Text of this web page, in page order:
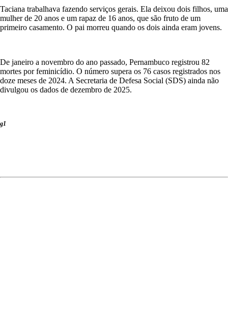
Taciana trabalhava fazendo serviços gerais. Ela deixou dois filhos, uma
mulher de 20 anos e um rapaz de 16 anos, que são fruto de um
primeiro casamento. O pai morreu quando os dois ainda eram jovens.
De janeiro a novembro do ano passado, Pernambuco registrou 82
mortes por feminicídio. O número supera os 76 casos registrados nos
doze meses de 2024. A Secretaria de Defesa Social (SDS) ainda não
divulgou os dados de dezembro de 2025.
g1